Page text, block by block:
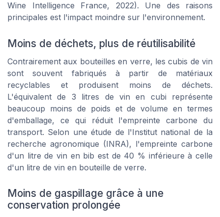
Wine Intelligence France, 2022). Une des raisons
principales est l'impact moindre sur l'environnement.
Moins de déchets, plus de réutilisabilité
Contrairement aux bouteilles en verre, les cubis de vin
sont souvent fabriqués à partir de matériaux
recyclables et produisent moins de déchets.
L'équivalent de 3 litres de vin en cubi représente
beaucoup moins de poids et de volume en termes
d'emballage, ce qui réduit l'empreinte carbone du
transport. Selon une étude de l'Institut national de la
recherche agronomique (INRA), l'empreinte carbone
d'un litre de vin en bib est de 40 % inférieure à celle
d'un litre de vin en bouteille de verre.
Moins de gaspillage grâce à une
conservation prolongée